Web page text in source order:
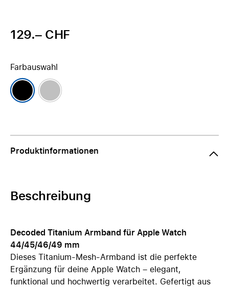
129.– CHF
Farbauswahl
Produktinformationen
Beschreibung
Decoded Titanium Armband für Apple Watch
44/45/46/49 mm
Dieses Titanium-Mesh-Armband ist die perfekte
Ergänzung für deine Apple Watch – elegant,
funktional und hochwertig verarbeitet. Gefertigt aus